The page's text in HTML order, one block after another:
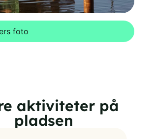
foto
aktiviteter på
pladsen